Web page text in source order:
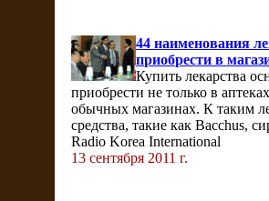
44 наименования
приобрести в
Купить лекарства
приобрести не только в
обычных магазинах. К таким
средства, такие как Bacchus,
Radio Korea International
13 сентября 2011 г.